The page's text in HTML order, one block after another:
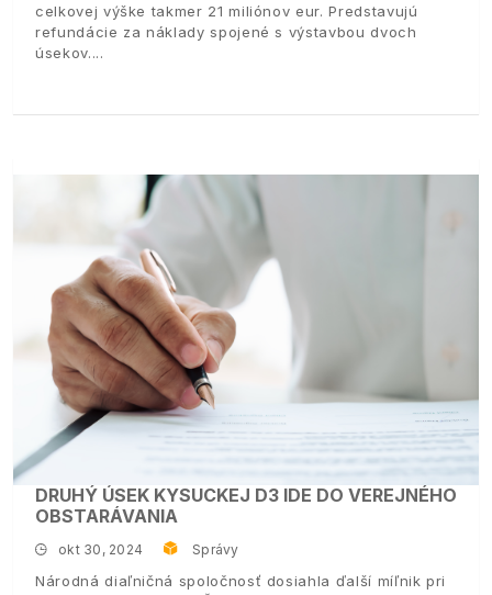
celkovej výške takmer 21 miliónov eur. Predstavujú
refundácie za náklady spojené s výstavbou dvoch
úsekov.
DRUHÝ ÚSEK KYSUCKEJ D3 IDE DO VEREJNÉHO
OBSTARÁVANIA
okt 30, 2024 Správy
Národná diaľničná spoločnosť dosiahla ďalší míľnik pri